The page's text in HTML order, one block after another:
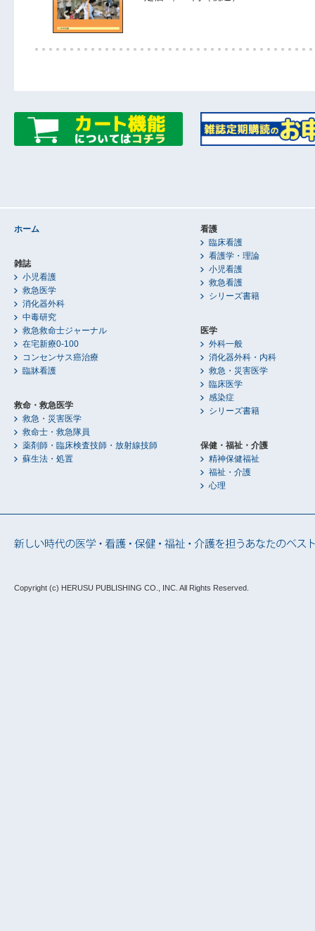
ホーム
雑誌
小児看護
救急医学
消化器外科
中毒研究
救急救命士ジャーナル
在宅新療0-100
コンセンサス癌治療
臨牀看護
救命・救急医学
救急・災害医学
救命士・救急隊員
薬剤師・臨床検査技師・放射線技師
蘇生法・処置
看護
臨床看護
看護学・理論
小児看護
救急看護
シリーズ書籍
医学
外科一般
消化器外科・内科
救急・災害医学
臨床医学
感染症
シリーズ書籍
保健・福祉・介護
精神保健福祉
福祉・介護
心理
Copyright (c) HERUSU PUBLISHING CO., INC. All Rights Reserved.